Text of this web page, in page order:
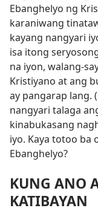
Ebanghelyo ng
karaniwang
kayang nangyari
isa itong
na iyon, walang-
Kristiyano at ang
ay pangarap lang. (
nangyari talaga
kinabukasang
iyo. Kaya totoo ba
Ebanghelyo?
KUNG ANO
KATIBAYAN